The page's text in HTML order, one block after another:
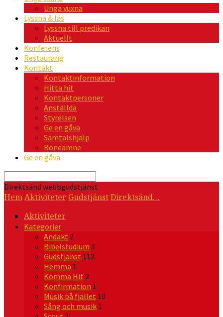
Unga vuxna
Lyssna & läs
Lyssna till predikan
Aktuellt
Konferens
Restaurang
Kontakt
Kontaktinformation
Hitta hit
Kontaktpersoner
Anställda
Styrelsen
Ge en gåva
Samtalshjälp
Böneämne
Ge en gåva
Sök
Direktsänd webbgudstjänst
HemAktiviteter GudstjänstDirektsänd…
Aktiviteter
Kategorier
Andakt 2
Bibelstudium 3
Gudstjänst 112
Hemma 1
Komma Hit 2
Konfirmation 1
Musik på fjället 10
Sång och musik 1